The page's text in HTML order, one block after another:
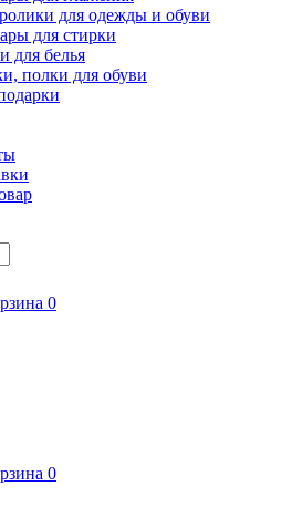
для одежды и обуви
для стирки
для белья
полки для обуви
0
0